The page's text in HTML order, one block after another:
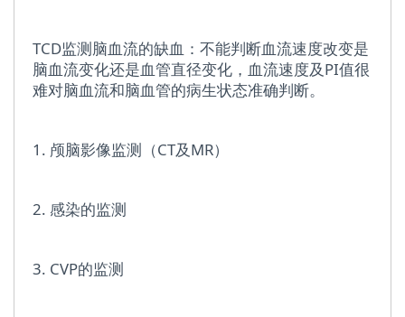
TCD监测脑血流的缺血：不能判断血流速度改变是
脑血流变化还是血管直径变化，血流速度及PI值很
难对脑血流和脑血管的病生状态准确判断。
1. 颅脑影像监测（CT及MR）
2. 感染的监测
3. CVP的监测